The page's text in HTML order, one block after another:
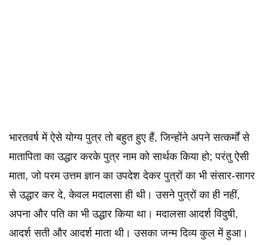
भारतवर्ष में ऐसे योग्य पुत्र तो बहुत हुए हैं, जिन्होंने अपने सत्कर्मों से
मातापिता का उद्धार करके पुत्र नाम को सार्थक किया हो; परंतु ऐसी
माता, जो परम उत्तम ज्ञान का उपदेश देकर पुत्रों का भी संसार-सागर
से उद्धार कर दे, केवल मदालसा ही थी। उसने पुत्रों का ही नहीं,
अपना और पति का भी उद्धार किया था। मदालसा आदर्श विदुषी,
आदर्श सती और आदर्श माता थी। उसका जन्म दिव्य कुल में हुआ।